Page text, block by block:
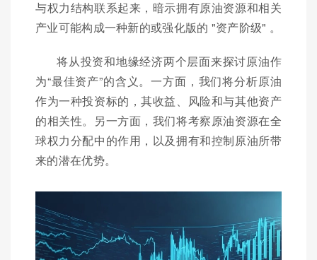
与权力结构联系起来，暗示拥有原油资源和相关
产业可能构成一种新的或强化版的 "资产阶级" 。
将从投资和地缘经济两个层面来探讨原油作
为“最佳资产”的含义。一方面，我们将分析原油
作为一种投资标的，其收益、风险和与其他资产
的相关性。另一方面，我们将考察原油资源在全
球权力分配中的作用，以及拥有和控制原油所带
来的潜在优势。